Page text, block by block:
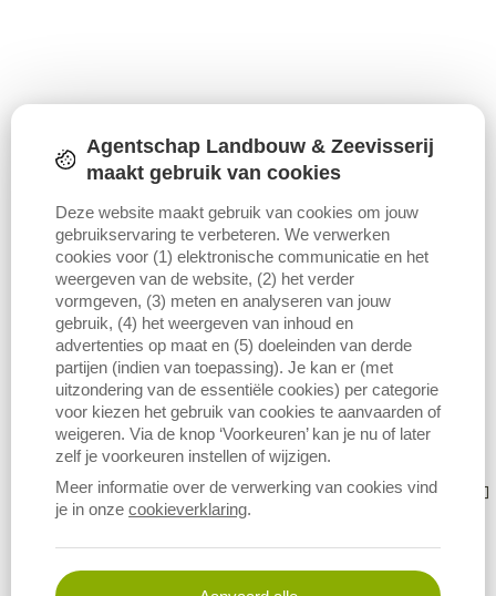
Download figuur (PNG)
Metagegevens
Bronnen
Belgian Feed Association (BFA)
Bronvermelding
Vermelding bij gebruik van deze indicator
Agentschap Landbouw & Zeevisserij
maakt gebruik van cookies
Deze website maakt gebruik van cookies om jouw
gebruikservaring te verbeteren. We verwerken
cookies voor (1) elektronische communicatie en het
weergeven van de website, (2) het verder
vormgeven, (3) meten en analyseren van jouw
gebruik, (4) het weergeven van inhoud en
advertenties op maat en (5) doeleinden van derde
partijen (indien van toepassing). Je kan er (met
uitzondering van de essentiële cookies) per categorie
voor kiezen het gebruik van cookies te aanvaarden of
weigeren. Via de knop ‘Voorkeuren’ kan je nu of later
zelf je voorkeuren instellen of wijzigen.
Meer informatie over de verwerking van cookies vind
je in onze cookieverklaring.